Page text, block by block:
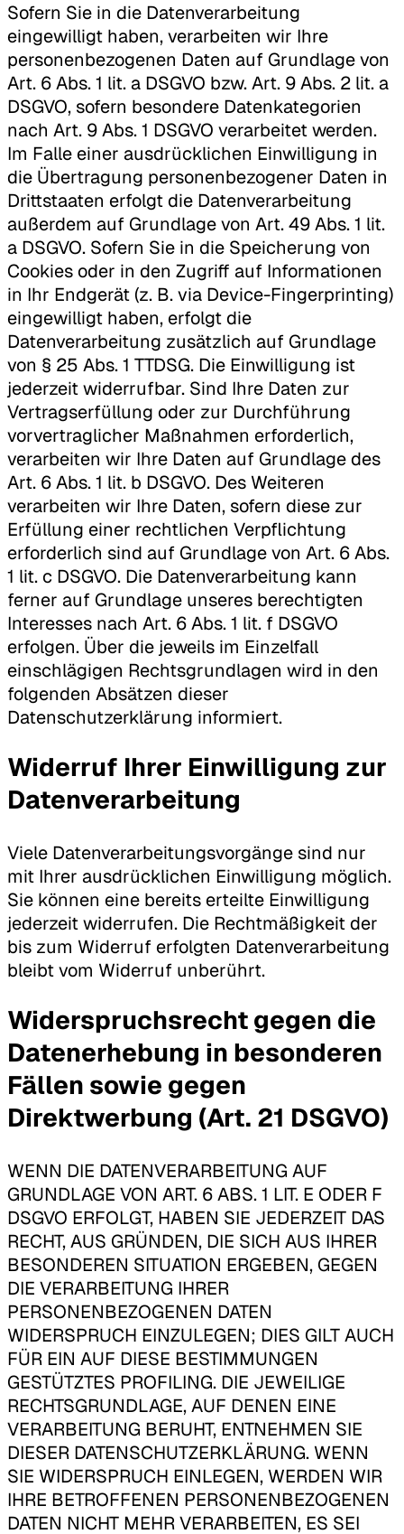
Sofern Sie in die Datenverarbeitung
eingewilligt haben, verarbeiten wir Ihre
personenbezogenen Daten auf Grundlage von
Art. 6 Abs. 1 lit. a DSGVO bzw. Art. 9 Abs. 2 lit. a
DSGVO, sofern besondere Datenkategorien
nach Art. 9 Abs. 1 DSGVO verarbeitet werden.
Im Falle einer ausdrücklichen Einwilligung in
die Übertragung personenbezogener Daten in
Drittstaaten erfolgt die Datenverarbeitung
außerdem auf Grundlage von Art. 49 Abs. 1 lit.
a DSGVO. Sofern Sie in die Speicherung von
Cookies oder in den Zugriff auf Informationen
in Ihr Endgerät (z. B. via Device-Fingerprinting)
eingewilligt haben, erfolgt die
Datenverarbeitung zusätzlich auf Grundlage
von § 25 Abs. 1 TTDSG. Die Einwilligung ist
jederzeit widerrufbar. Sind Ihre Daten zur
Vertragserfüllung oder zur Durchführung
vorvertraglicher Maßnahmen erforderlich,
verarbeiten wir Ihre Daten auf Grundlage des
Art. 6 Abs. 1 lit. b DSGVO. Des Weiteren
verarbeiten wir Ihre Daten, sofern diese zur
Erfüllung einer rechtlichen Verpflichtung
erforderlich sind auf Grundlage von Art. 6 Abs.
1 lit. c DSGVO. Die Datenverarbeitung kann
ferner auf Grundlage unseres berechtigten
Interesses nach Art. 6 Abs. 1 lit. f DSGVO
erfolgen. Über die jeweils im Einzelfall
einschlägigen Rechtsgrundlagen wird in den
folgenden Absätzen dieser
Datenschutzerklärung informiert.
Widerruf Ihrer Einwilligung zur
Datenverarbeitung
Viele Datenverarbeitungsvorgänge sind nur
mit Ihrer ausdrücklichen Einwilligung möglich.
Sie können eine bereits erteilte Einwilligung
jederzeit widerrufen. Die Rechtmäßigkeit der
bis zum Widerruf erfolgten Datenverarbeitung
bleibt vom Widerruf unberührt.
Widerspruchsrecht gegen die
Datenerhebung in besonderen
Fällen sowie gegen
Direktwerbung (Art. 21 DSGVO)
WENN DIE DATENVERARBEITUNG AUF
GRUNDLAGE VON ART. 6 ABS. 1 LIT. E ODER F
DSGVO ERFOLGT, HABEN SIE JEDERZEIT DAS
RECHT, AUS GRÜNDEN, DIE SICH AUS IHRER
BESONDEREN SITUATION ERGEBEN, GEGEN
DIE VERARBEITUNG IHRER
PERSONENBEZOGENEN DATEN
WIDERSPRUCH EINZULEGEN; DIES GILT AUCH
FÜR EIN AUF DIESE BESTIMMUNGEN
GESTÜTZTES PROFILING. DIE JEWEILIGE
RECHTSGRUNDLAGE, AUF DENEN EINE
VERARBEITUNG BERUHT, ENTNEHMEN SIE
DIESER DATENSCHUTZERKLÄRUNG. WENN
SIE WIDERSPRUCH EINLEGEN, WERDEN WIR
IHRE BETROFFENEN PERSONENBEZOGENEN
DATEN NICHT MEHR VERARBEITEN, ES SEI